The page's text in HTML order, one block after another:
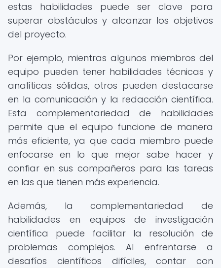
estas habilidades puede ser clave para
superar obstáculos y alcanzar los objetivos
del proyecto.
Por ejemplo, mientras algunos miembros del
equipo pueden tener habilidades técnicas y
analíticas sólidas, otros pueden destacarse
en la comunicación y la redacción científica.
Esta complementariedad de habilidades
permite que el equipo funcione de manera
más eficiente, ya que cada miembro puede
enfocarse en lo que mejor sabe hacer y
confiar en sus compañeros para las tareas
en las que tienen más experiencia.
Además, la complementariedad de
habilidades en equipos de investigación
científica puede facilitar la resolución de
problemas complejos. Al enfrentarse a
desafíos científicos difíciles, contar con